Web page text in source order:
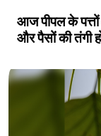
आज पीपल के
और पैसों की तंगी